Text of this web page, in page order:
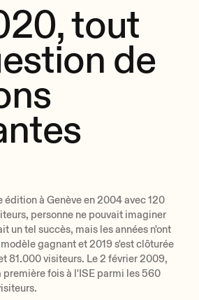
tout
de
à Genève en 2004 avec 120
personne ne pouvait imaginer
un tel succès, mais les années n'ont
gagnant et 2019 s'est clôturée
81.000 visiteurs. Le 2 février 2009,
première fois à l'ISE parmi les 560